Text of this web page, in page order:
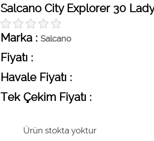
Salcano City Explorer 30
Marka : Salcano
Fiyatı :
Havale Fiyatı :
Tek Çekim Fiyatı :
Ürün stokta yoktur